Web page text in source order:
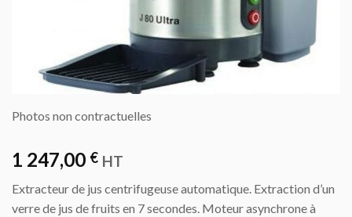
Photos non contractuelles
1 247,00 € HT
Extracteur de jus centrifugeuse automatique. Extraction d’un
verre de jus de fruits en 7 secondes. Moteur asynchrone à